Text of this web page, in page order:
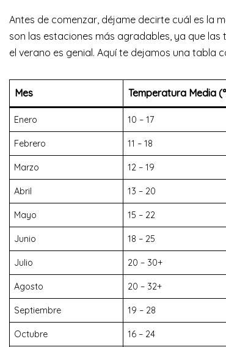
Antes de comenzar, déjame decirte cuál es la
son las estaciones más agradables, ya que
el verano es genial. Aquí te dejamos una tabla
Mes Temperatura Media
Enero 10 – 17
Febrero 11 – 18
Marzo 12 – 19
Abril 13 – 20
Mayo 15 – 22
Junio 18 – 25
Julio 20 – 30+
Agosto 20 – 32+
Septiembre 19 – 28
Octubre 16 – 24